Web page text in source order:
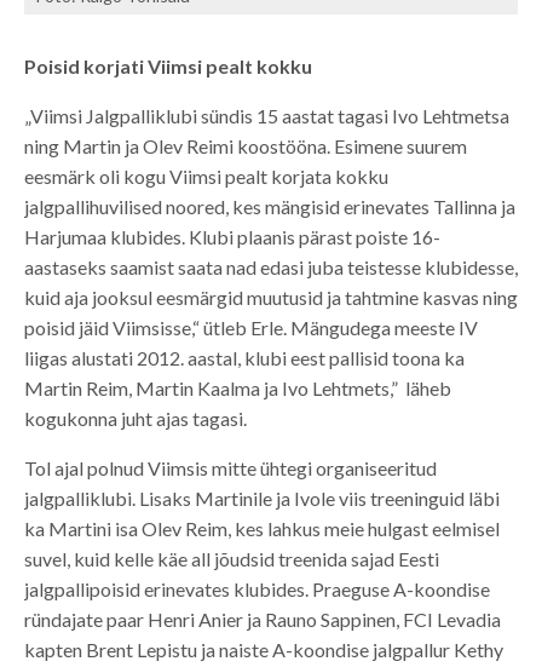
Poisid korjati Viimsi pealt kokku
„Viimsi Jalgpalliklubi sündis 15 aastat tagasi Ivo Lehtmetsa
ning Martin ja Olev Reimi koostööna. Esimene suurem
eesmärk oli kogu Viimsi pealt korjata kokku
jalgpallihuvilised noored, kes mängisid erinevates Tallinna ja
Harjumaa klubides. Klubi plaanis pärast poiste 16-
aastaseks saamist saata nad edasi juba teistesse klubidesse,
kuid aja jooksul eesmärgid muutusid ja tahtmine kasvas ning
poisid jäid Viimsisse,“ ütleb Erle. Mängudega meeste IV
liigas alustati 2012. aastal, klubi eest pallisid toona ka
Martin Reim, Martin Kaalma ja Ivo Lehtmets,” läheb
kogukonna juht ajas tagasi.
Tol ajal polnud Viimsis mitte ühtegi organiseeritud
jalgpalliklubi. Lisaks Martinile ja Ivole viis treeninguid läbi
ka Martini isa Olev Reim, kes lahkus meie hulgast eelmisel
suvel, kuid kelle käe all jõudsid treenida sajad Eesti
jalgpallipoisid erinevates klubides. Praeguse A-koondise
ründajate paar Henri Anier ja Rauno Sappinen, FCI Levadia
kapten Brent Lepistu ja naiste A-koondise jalgpallur Kethy